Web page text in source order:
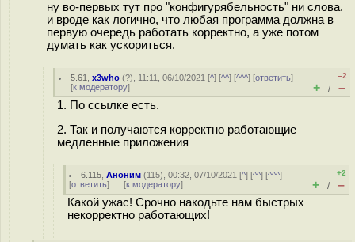
ну во-первых тут про "конфигурябельность" ни слова.
и вроде как логично, что любая программа должна в
первую очередь работать корректно, а уже потом
думать как ускориться.
5.61 ,x3who (?), 11:11, 06/10/2021 [^] [^^] [^^^] [ответить]
[к модератору]
–2
+ / –
1. По ссылке есть.
2. Так и получаются корректно работающие
медленные приложения
6.115 ,Аноним (115), 00:32, 07/10/2021 [^] [^^] [^^^]
[ответить] [к модератору]
+2
+ / –
Какой ужас! Срочно накодьте нам быстрых
некорректно работающих!